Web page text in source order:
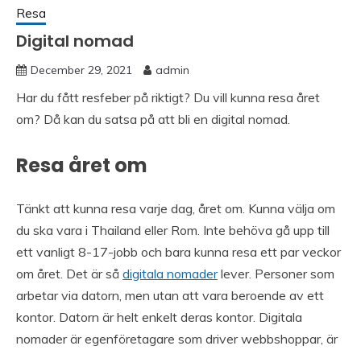
Resa
Digital nomad
December 29, 2021 admin
Har du fått resfeber på riktigt? Du vill kunna resa året
om? Då kan du satsa på att bli en digital nomad.
Resa året om
Tänkt att kunna resa varje dag, året om. Kunna välja om
du ska vara i Thailand eller Rom. Inte behöva gå upp till
ett vanligt 8-17-jobb och bara kunna resa ett par veckor
om året. Det är så digitala nomaderlever. Personer som
arbetar via datorn, men utan att vara beroende av ett
kontor. Datorn är helt enkelt deras kontor. Digitala
nomader är egenföretagare som driver webbshoppar, är